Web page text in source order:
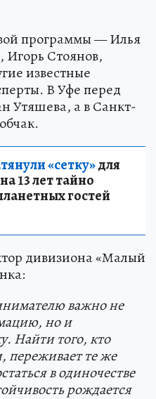
программы — Илья
Игорь Стоянов,
известные
В Уфе перед
Утяшева, а в Санкт-
«сетку»для
13 лет тайно
гостей
дивизиона «Малый
важно не
но и
Найти того, кто
переживает те же
в одиночестве
рождается